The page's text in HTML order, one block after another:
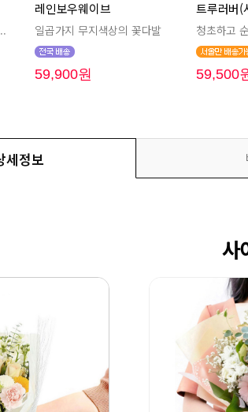
레인보우웨이브
일곱가지 무지색상의 꽃다발
59,900원
트루러버(
청초하고
59,500
세정보
사